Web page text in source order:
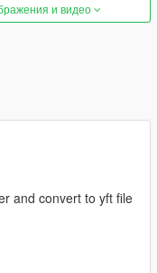
и видео
and convert to yft file